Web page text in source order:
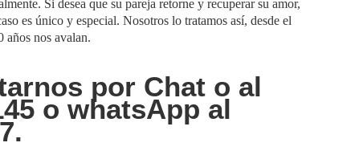
Si desea que su pareja retorne y recuperar su amor,
es único y especial. Nosotros lo tratamos así, desde el
años nos avalan.
por Chat o al
o whatsApp al